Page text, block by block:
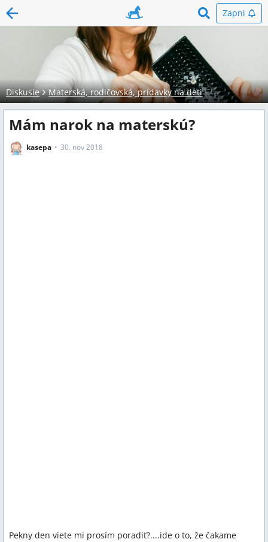
Zapni
Diskusie Materská, rodičovská, prídavky na deti
Mám narok na materskú?
kasepa 30. nov 2018
Pekny den viete mi prosím poradiť?....ide o to, že čakame